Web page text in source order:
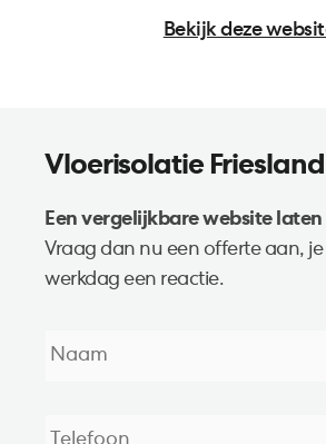
Bekijk deze
Vloerisolatie Friesland
Een vergelijkbare website laten
Vraag dan nu een offerte aan, je
werkdag een reactie.